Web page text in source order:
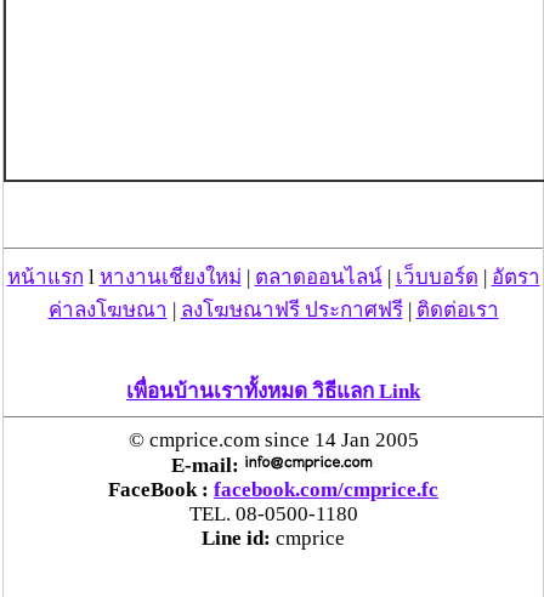
หน้าแรก l หางานเชียงใหม่ | ตลาดออนไลน์| เว็บบอร์ด | อัตรา
ค่าลงโฆษณา | ลงโฆษณาฟรี ประกาศฟรี| ติดต่อเรา
เพื่อนบ้านเราทั้งหมด วิธีแลก Link
© cmprice.com since 14 Jan 2005
E-mail:
FaceBook : facebook.com/cmprice.fc
TEL. 08-0500-1180
Line id: cmprice